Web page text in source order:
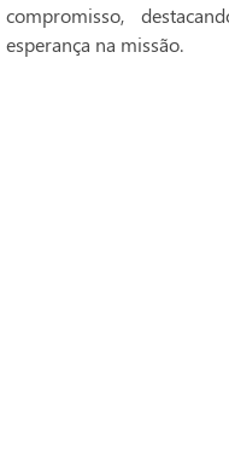
compromisso,
esperança na missão.